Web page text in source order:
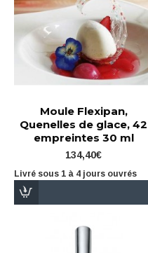
Moule Flexipan,
Quenelles de glace, 42
empreintes 30 ml
134,40€
Livré sous 1 à 4 jours ouvrés